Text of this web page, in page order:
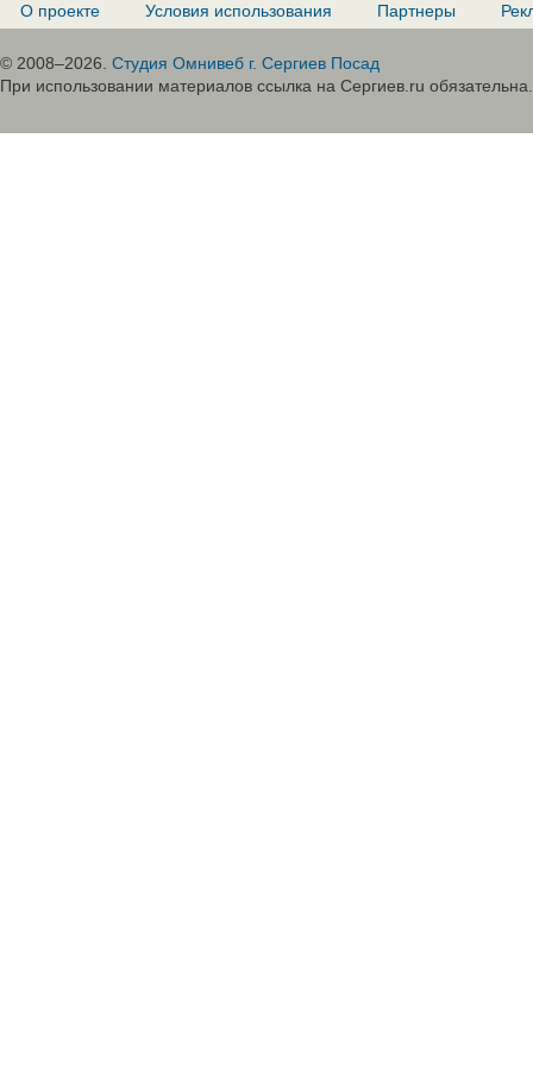
О проекте Условия использования Партнеры
© 2008–2026. Студия Омнивеб г. Сергиев Посад
При использовании материалов ссылка на Сергиев.ru обязательна.